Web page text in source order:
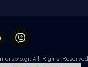
All Rights Reserved